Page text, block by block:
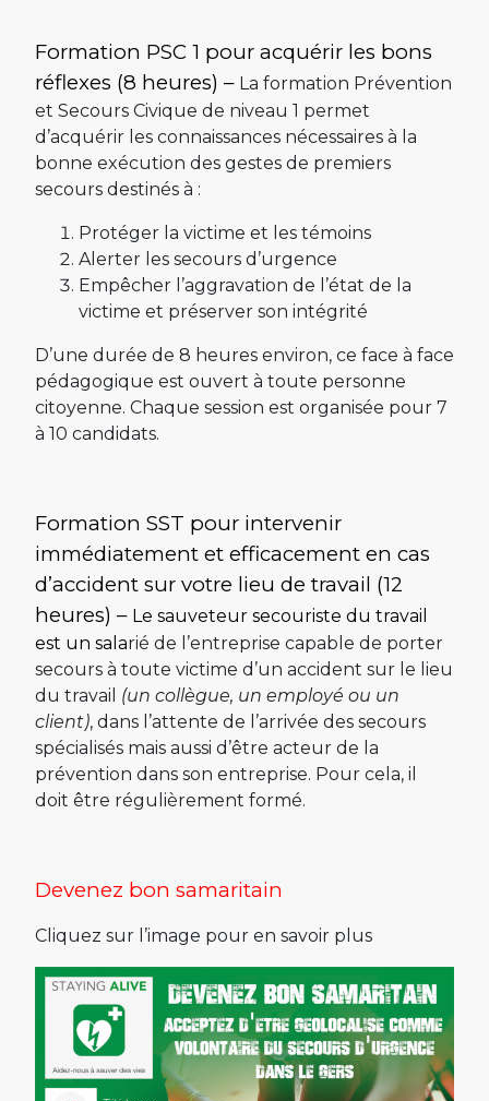
Formation PSC 1 pour acquérir les bons
réflexes (8 heures) – La formation Prévention
et Secours Civique de niveau 1 permet
d’acquérir les connaissances nécessaires à la
bonne exécution des gestes de premiers
secours destinés à :
Protéger la victime et les témoins
Alerter les secours d’urgence
Empêcher l’aggravation de l’état de la
victime et préserver son intégrité
D’une durée de 8 heures environ, ce face à face
pédagogique est ouvert à toute personne
citoyenne. Chaque session est organisée pour 7
à 10 candidats.
Formation SST pour intervenir
immédiatement et efficacement en cas
d’accident sur votre lieu de travail (12
heures) – Le sauveteur secouriste du travail
est un salarié de l’entreprise capable de porter
secours à toute victime d’un accident sur le lieu
du travail (un collègue, un employé ou un
client), dans l’attente de l’arrivée des secours
spécialisés mais aussi d’être acteur de la
prévention dans son entreprise. Pour cela, il
doit être régulièrement formé.
Devenez bon samaritain
Cliquez sur l’image pour en savoir plus